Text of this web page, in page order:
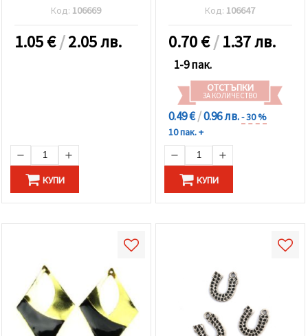
Код: 106669
1.05€/2.05 лв.
КУПИ
Код: 106647
0.70€/1.37 лв.
1-9 пак.
ОТСТЪПКИ
ЗА КОЛИЧЕСТВО
0.49 €/0.96 лв.- 30 %
10 пак. +
КУПИ